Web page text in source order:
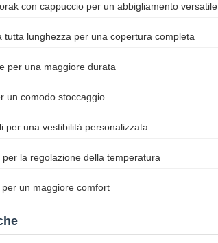
con cappuccio per un abbigliamento versatile
tutta lunghezza per una copertura completa
per una maggiore durata
un comodo stoccaggio
per una vestibilità personalizzata
la regolazione della temperatura
un maggiore comfort